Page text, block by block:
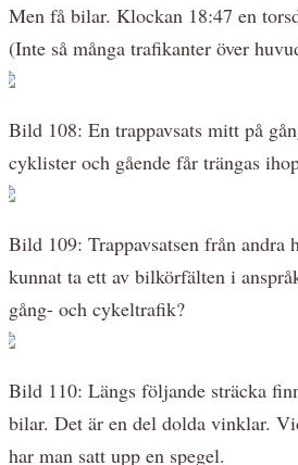
Men få bilar. Klockan 18:47 en
(Inte så många trafikanter över
Bild 108: En trappavsats mitt på
cyklister och gående får trängas
Bild 109: Trappavsatsen från andra
kunnat ta ett av bilkörfälten i
gång- och cykeltrafik?
Bild 110: Längs följande sträcka
bilar. Det är en del dolda vinklar.
har man satt upp en spegel.